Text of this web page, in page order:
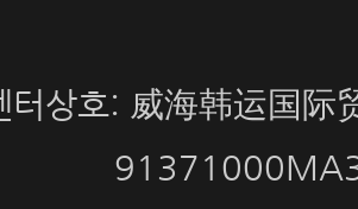
터상호: 威海韩运国